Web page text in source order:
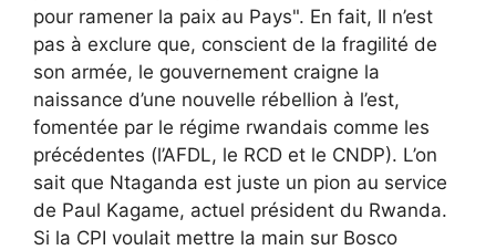
pour ramener la paix au Pays". En fait, Il n’est
pas à exclure que, conscient de la fragilité de
son armée, le gouvernement craigne la
naissance d’une nouvelle rébellion à l’est,
fomentée par le régime rwandais comme les
précédentes (l’AFDL, le RCD et le CNDP). L’on
sait que Ntaganda est juste un pion au service
de Paul Kagame, actuel président du Rwanda.
Si la CPI voulait mettre la main sur Bosco